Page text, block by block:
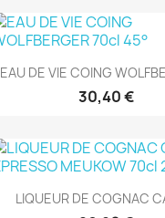
EAU DE VIE COING
30,40 €
LIQUEUR DE COGNAC